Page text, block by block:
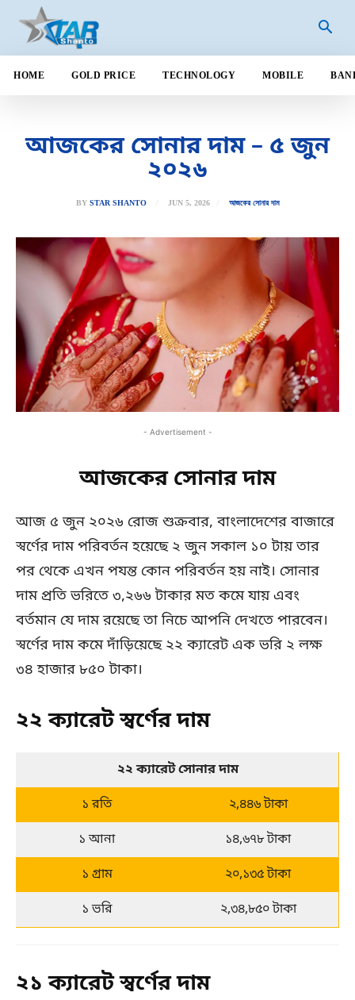
HOME GOLD PRICE TECHNOLOGY MOBILE
আজকের সোনার দাম – ৫ জুন
২০২৬
BY STAR SHANTO JUN 5, 2026 আজকের সোনার দাম
- Advertisement -
আজকের সোনার দাম
আজ ৫ জুন ২০২৬ রোজ শুক্রবার, বাংলাদেশের বাজারে
স্বর্ণের দাম পরিবর্তন হয়েছে ২ জুন সকাল ১০ টায় তার
পর থেকে এখন পযন্ত কোন পরিবর্তন হয় নাই। সোনার
দাম প্রতি ভরিতে ৩,২৬৬ টাকার মত কমে যায় এবং
বর্তমান যে দাম রয়েছে তা নিচে আপনি দেখতে পারবেন।
স্বর্ণের দাম কমে দাঁড়িয়েছে ২২ ক্যারেট এক ভরি ২ লক্ষ
৩৪ হাজার ৮৫০ টাকা।
২২ ক্যারেট স্বর্ণের দাম
২২ ক্যারেট সোনার দাম
১ রতি
২,৪৪৬ টাকা
১ আনা
১৪,৬৭৮ টাকা
১ গ্রাম
২০,১৩৫ টাকা
১ ভরি
২,৩৪,৮৫০ টাকা
২১ ক্যারেট স্বর্ণের দাম